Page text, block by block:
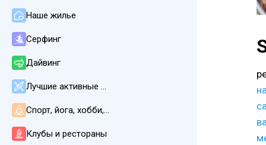
Наше жилье
Серфинг
Дайвинг
Лучшие активные развлечения
Спорт, йога, хобби, СПА, массаж
Клубы и рестораны